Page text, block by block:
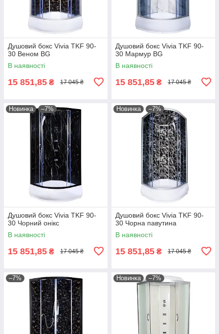
Душовий бокс Vivia TKF 90-
30 Веном BG
В наявності
15 851,85 ₴ 17 045 ₴
Душовий бокс Vivia TKF 90-
30 Мармур BG
В наявності
15 851,85 ₴ 17 045 ₴
Новинка –7%
Душовий бокс Vivia TKF 90-
30 Чорний онікс
В наявності
15 851,85 ₴ 17 045 ₴
Новинка –7%
Душовий бокс Vivia TKF 90-
30 Чорна павутина
В наявності
15 851,85 ₴ 17 045 ₴
–7% Новинка –7%